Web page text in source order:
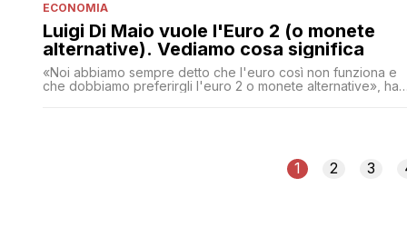
ECONOMIA
Luigi Di Maio vuole l'Euro 2 (o monete
alternative). Vediamo cosa significa
«Noi abbiamo sempre detto che l'euro così non funziona e
che dobbiamo preferirgli l'euro 2 o monete alternative», ha
1 2 3